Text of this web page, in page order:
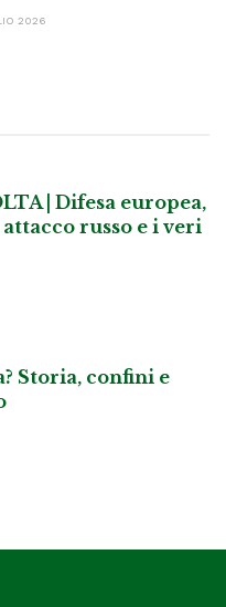
2026
| Difesa europea,
russo e i veri
Storia, confini e